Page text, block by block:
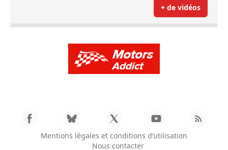
+ de vidéos
Mentions légales et conditions d’utilisation
Nous contacter